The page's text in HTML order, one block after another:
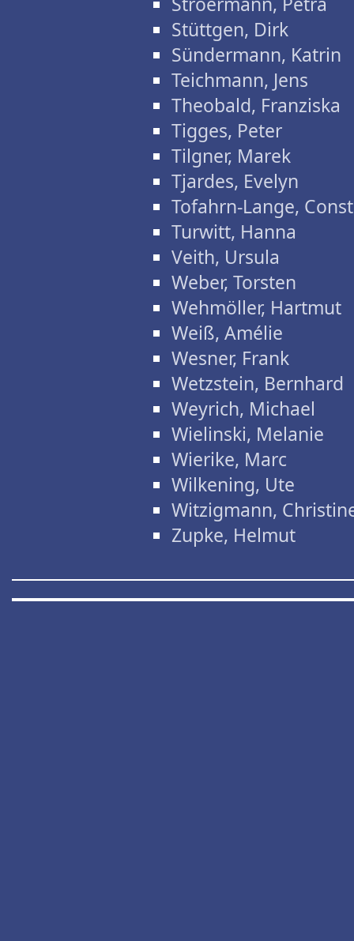
Stüttgen, Dirk
Sündermann, Katrin
Teichmann, Jens
Theobald, Franziska
Tigges, Peter
Tilgner, Marek
Tjardes, Evelyn
Tofahrn-Lange,
Turwitt, Hanna
Veith, Ursula
Weber, Torsten
Wehmöller, Hartmut
Weiß, Amélie
Wesner, Frank
Wetzstein, Bernhard
Weyrich, Michael
Wielinski, Melanie
Wierike, Marc
Wilkening, Ute
Witzigmann,
Zupke, Helmut